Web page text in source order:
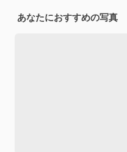
あなたにおすすめの写真